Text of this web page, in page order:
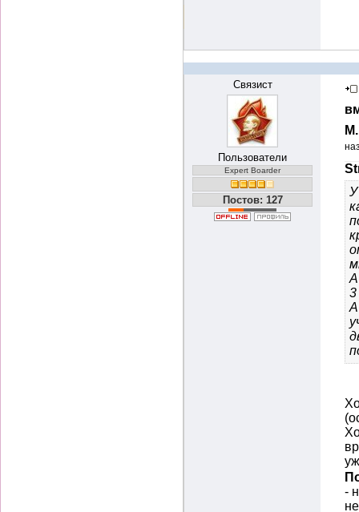
Связист
Пользователи
Expert Boarder
Постов: 127
А
3
А
-